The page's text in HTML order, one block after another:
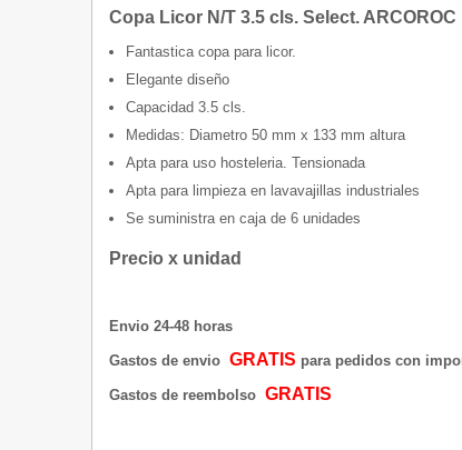
Copa Licor N/T 3.5 cls. Select. ARCOROC
Fantastica copa para licor.
Elegante diseño
Capacidad 3.5 cls.
Medidas: Diametro 50 mm x 133 mm altura
Apta para uso hosteleria. Tensionada
Apta para limpieza en lavavajillas industriales
Se suministra en caja de 6 unidades
Precio x unidad
Envio 24-48 horas
Gastos de envio GRATIS para pedidos con
Gastos de reembolso GRATIS